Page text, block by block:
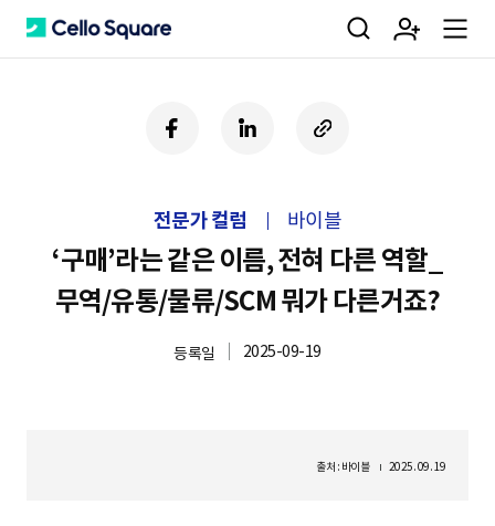
C 검 회 m
페
이
크
U
R
사
하
기
전문가 컬럼 바이블
‘구매’라는 같은 이름, 전혀 다른 역할_
무역/유통/물류/SCM 뭐가 다른거죠?
등록일 2025-09-19
출처 : 바이블 2025. 09. 19